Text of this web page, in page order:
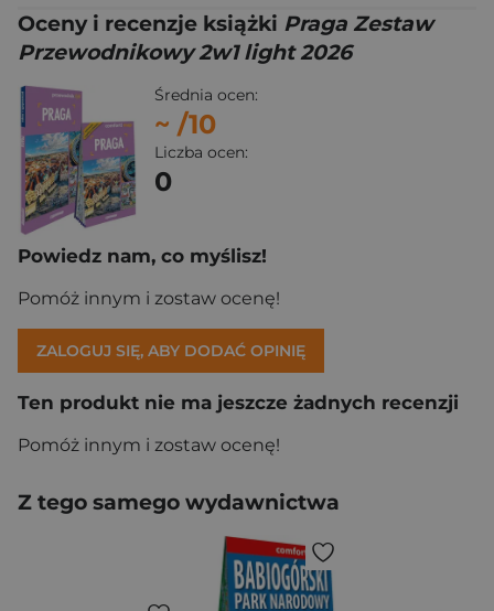
Oceny i recenzje książki Praga Zestaw
Przewodnikowy 2w1 light 2026
Średnia ocen:
~ /10
Liczba ocen:
0
Powiedz nam, co myślisz!
Pomóż innym i zostaw ocenę!
ZALOGUJ SIĘ, ABY DODAĆ OPINIĘ
Ten produkt nie ma jeszcze żadnych recenzji
Pomóż innym i zostaw ocenę!
Z tego samego wydawnictwa